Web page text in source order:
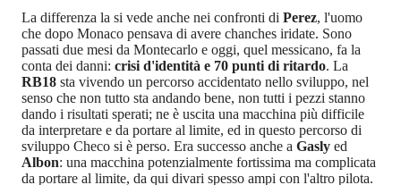
La differenza la si vede anche nei confronti di Perez, l'uomo
che dopo Monaco pensava di avere chanches iridate. Sono
passati due mesi da Montecarlo e oggi, quel messicano, fa la
conta dei danni: crisi d'identità e 70 punti di ritardo. La
RB18 sta vivendo un percorso accidentato nello sviluppo, nel
senso che non tutto sta andando bene, non tutti i pezzi stanno
dando i risultati sperati; ne è uscita una macchina più difficile
da interpretare e da portare al limite, ed in questo percorso di
sviluppo Checo si è perso. Era successo anche a Gasly ed
Albon: una macchina potenzialmente fortissima ma complicata
da portare al limite, da qui divari spesso ampi con l'altro pilota.